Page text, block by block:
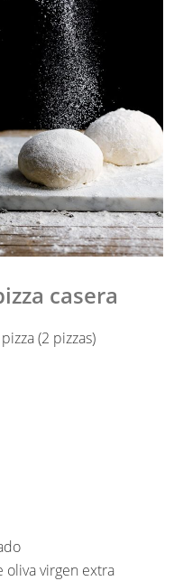
casera
(2 pizzas)
oliva virgen extra